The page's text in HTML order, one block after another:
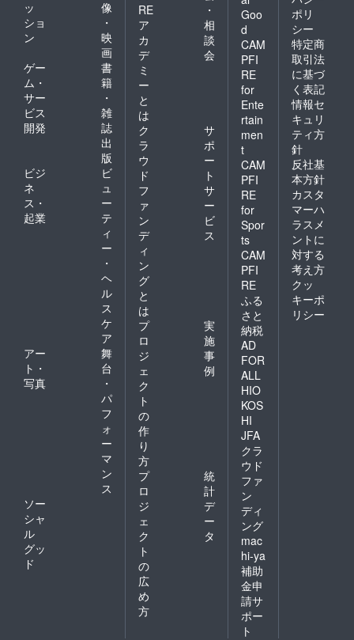
ッ
ショ
ン
像
・
映
画
ゲー
ム・
サー
ビス
開発
書
籍
・
雑
誌
出
版
ビジ
ネ
ス・
起業
ビ
ュ
ー
テ
ィ
ー
・
ヘ
ル
ス
ケ
ア
アー
ト・
写真
舞
台
・
パ
フ
ォ
ー
マ
ン
ス
ソー
シャ
ル
グッ
ド
RE
ア
カ
デ
ミ
ー
と
は
・
相
談
会
ク
ラ
ウ
ド
フ
ァ
ン
デ
ィ
ン
グ
と
は
サ
ポ
ー
ト
サ
ー
ビ
ス
プ
ロ
ジ
ェ
ク
ト
の
作
り
方
実
施
事
例
プ
ロ
ジ
ェ
ク
ト
の
広
め
方
統
計
デ
ー
タ
Goo
d
CAM
PFI
RE
for
Ente
rtain
men
t
CAM
PFI
RE
for
Spor
ts
CAM
PFI
RE
ふる
さと
納税
AD
FOR
ALL
HIO
KOS
HI
JFA
クラ
ウド
ファ
ン
ディ
ング
mac
hi-ya
補助
金申
請サ
ポー
ト
ポリ
シー
特定商
取引法
に基づ
く表記
情報セ
キュリ
ティ方
針
反社基
本方針
カスタ
マーハ
ラスメ
ントに
対する
考え方
クッ
キーポ
リシー